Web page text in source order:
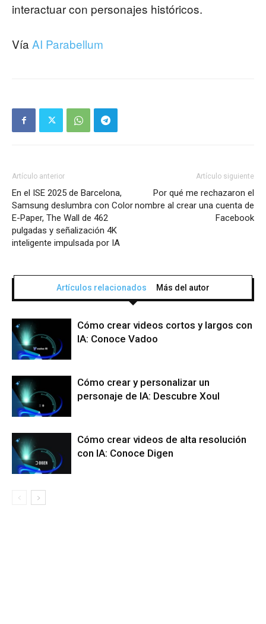
interactuar con personajes históricos.
Vía AI Parabellum
Artículo anterior
En el ISE 2025 de Barcelona,
Samsung deslumbra con Color
E-Paper, The Wall de 462
pulgadas y señalización 4K
inteligente impulsada por IA
Artículo siguiente
Por qué me rechazaron el
nombre al crear una cuenta de
Facebook
Artículos relacionados Más del autor
Cómo crear videos cortos y largos con
IA: Conoce Vadoo
Cómo crear y personalizar un
personaje de IA: Descubre Xoul
Cómo crear videos de alta resolución
con IA: Conoce Digen